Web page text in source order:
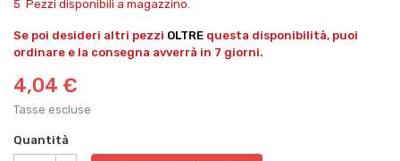
5 Pezzi disponibili a magazzino.
Se poi desideri altri pezzi OLTRE questa disponibilità, puoi
ordinare e la consegna avverrà in 7 giorni.
4,04 €
Tasse escluse
Quantità